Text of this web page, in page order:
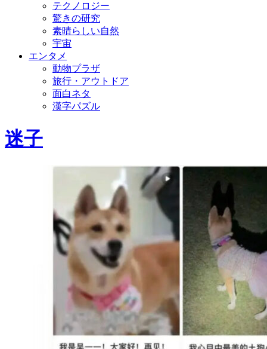
テクノロジー
驚きの研究
素晴らしい自然
宇宙
エンタメ
動物プラザ
旅行・アウトドア
面白ネタ
漢字パズル
迷子